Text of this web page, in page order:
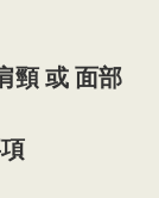
頸 或 面部